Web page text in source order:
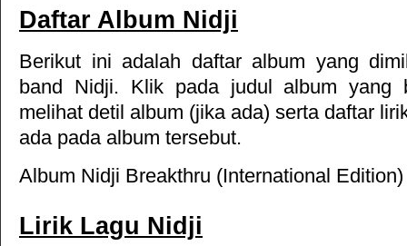
Daftar Album Nidji
Berikut ini adalah daftar album yang
band Nidji. Klik pada judul album yang
melihat detil album (jika ada) serta daftar
ada pada album tersebut.
Album Nidji Breakthru (International Edition)
Lirik Lagu Nidji